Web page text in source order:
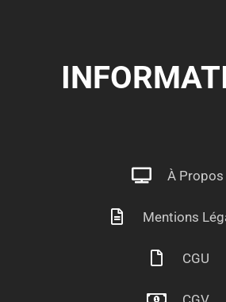
À Propos
Mentions
CGU